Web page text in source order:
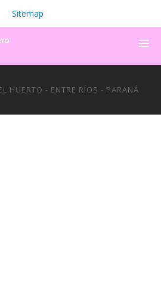
Sitemap
HUERTO - ENTRE RÍOS - PARANÁ